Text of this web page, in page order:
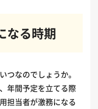
なる時期
つなのでしょうか。
年間予定を立てる際
担当者が激務になる